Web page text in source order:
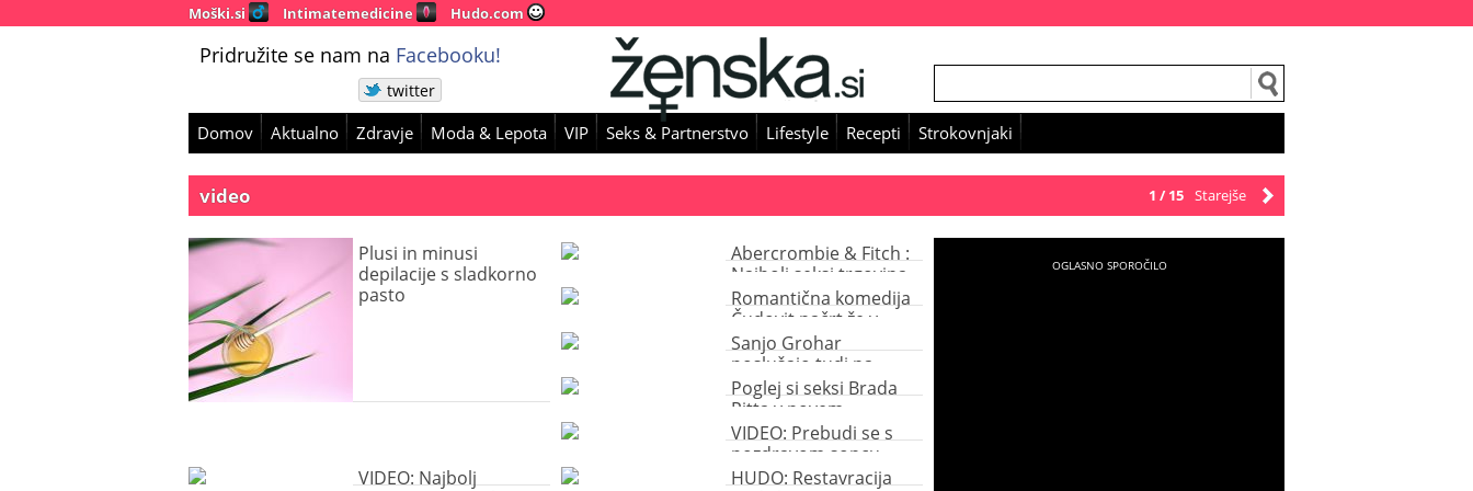
Moški.si Intimatemedicine Hudo.com
Pridružite se nam na Facebooku!
twitter
Domov Aktualno Zdravje Moda & Lepota VIP Seks & Partnerstvo Lifestyle Recepti Strokovnjaki
Starejše
1 / 15
video
Plusi in minusi
depilacije s sladkorno
pasto
Abercrombie & Fitch :
Najbolj seksi trgovina
na svetu
Romantična komedija
Čudovit načrt že v
naših kinih
Sanjo Grohar
poslušajo tudi na
Kitajskem
Poglej si seksi Brada
Pitta v novem
Chanelovem oglasu
VIDEO: Prebudi se s
pozdravom soncu
VIDEO: Najbolj
HUDO: Restavracija